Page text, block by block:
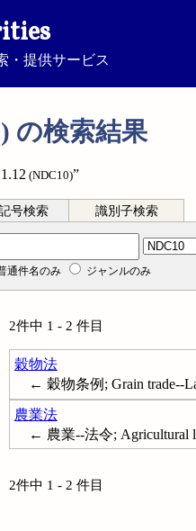
・提供サービス
の検索結果
(NDC10)”
号検索 識別子検索
通件名のみ ジャンルのみ
2件中 1 - 2 件目
穀物法
← 穀物条例; Grain trade--
農業法
← 農業--法令; Agricultural
2件中 1 - 2 件目